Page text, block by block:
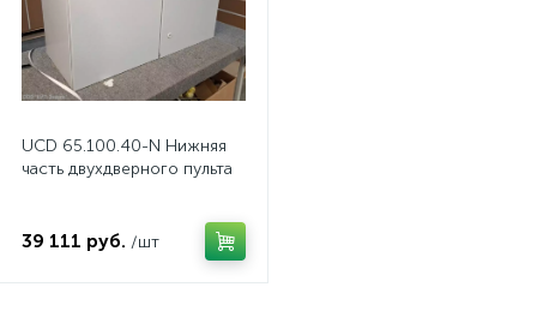
UCD 65.100.40-N Нижняя
часть двухдверного пульта
39 111 руб. /шт